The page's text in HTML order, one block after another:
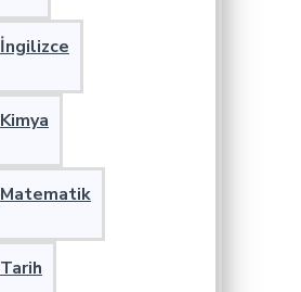
İngilizce
Kimya
Matematik
Tarih